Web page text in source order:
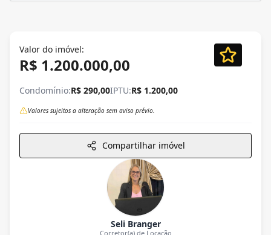
Valor do imóvel:
R$ 1.200.000,00
Condomínio:R$ 290,00IPTU:R$ 1.200,00
Valores sujeitos a alteração sem aviso prévio.
Compartilhar imóvel
Seli Branger
Corretor(a) de Locação